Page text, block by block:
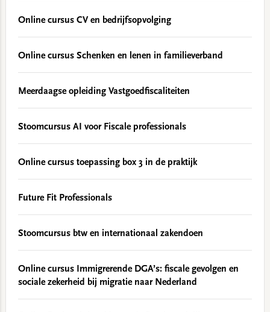
Online cursus CV en bedrijfsopvolging
Online cursus Schenken en lenen in familieverband
Meerdaagse opleiding Vastgoedfiscaliteiten
Stoomcursus AI voor Fiscale professionals
Online cursus toepassing box 3 in de praktijk
Future Fit Professionals
Stoomcursus btw en internationaal zakendoen
Online cursus Immigrerende DGA’s: fiscale gevolgen en
sociale zekerheid bij migratie naar Nederland